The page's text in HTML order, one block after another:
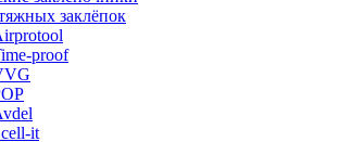
заклёпок
proof
it